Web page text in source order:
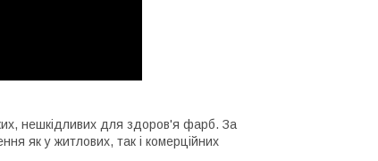
нешкідливих для здоров'я фарб. За
як у житлових, так і комерційних